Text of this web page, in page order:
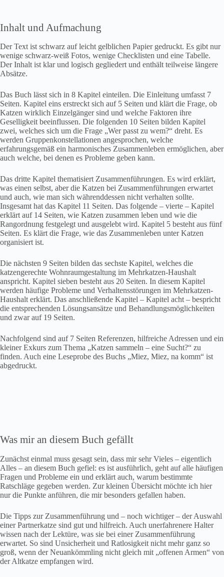
Inhalt und Aufmachung
Der Text ist schwarz auf leicht gelblichen Papier gedruckt. Es gibt nur
wenige schwarz-weiß Fotos, wenige Checklisten und eine Tabelle.
Der Inhalt ist klar und logisch gegliedert und enthält teilweise längere
Absätze.
Das Buch lässt sich in 8 Kapitel einteilen. Die Einleitung umfasst 7
Seiten. Kapitel eins erstreckt sich auf 5 Seiten und klärt die Frage, ob
Katzen wirklich Einzelgänger sind und welche Faktoren ihre
Geselligkeit beeinflussen. Die folgenden 10 Seiten bilden Kapitel
zwei, welches sich um die Frage „Wer passt zu wem?“ dreht. Es
werden Gruppenkonstellationen angesprochen, welche
erfahrungsgemäß ein harmonisches Zusammenleben ermöglichen, aber
auch welche, bei denen es Probleme geben kann.
Das dritte Kapitel thematisiert Zusammenführungen. Es wird erklärt,
was einen selbst, aber die Katzen bei Zusammenführungen erwartet
und auch, wie man sich währenddessen nicht verhalten sollte.
Insgesamt hat das Kapitel 11 Seiten. Das folgende – vierte – Kapitel
erklärt auf 14 Seiten, wie Katzen zusammen leben und wie die
Rangordnung festgelegt und ausgelebt wird. Kapitel 5 besteht aus fünf
Seiten. Es klärt die Frage, wie das Zusammenleben unter Katzen
organisiert ist.
Die nächsten 9 Seiten bilden das sechste Kapitel, welches die
katzengerechte Wohnraumgestaltung im Mehrkatzen-Haushalt
anspricht. Kapitel sieben besteht aus 20 Seiten. In diesem Kapitel
werden häufige Probleme und Verhaltensstörungen im Mehrkatzen-
Haushalt erklärt. Das anschließende Kapitel – Kapitel acht – bespricht
die entsprechenden Lösungsansätze und Behandlungsmöglichkeiten
und zwar auf 19 Seiten.
Nachfolgend sind auf 7 Seiten Referenzen, hilfreiche Adressen und ein
kleiner Exkurs zum Thema „Katzen sammeln – eine Sucht?“ zu
finden. Auch eine Leseprobe des Buchs „Miez, Miez, na komm“ ist
abgedruckt.
Was mir an diesem Buch gefällt
Zunächst einmal muss gesagt sein, dass mir sehr Vieles – eigentlich
Alles – an diesem Buch gefiel: es ist ausführlich, geht auf alle häufigen
Fragen und Probleme ein und erklärt auch, warum bestimmte
Ratschläge gegeben werden. Zur kleinen Übersicht möchte ich hier
nur die Punkte anführen, die mir besonders gefallen haben.
Die Tipps zur Zusammenführung und – noch wichtiger – der Auswahl
einer Partnerkatze sind gut und hilfreich. Auch unerfahrenere Halter
wissen nach der Lektüre, was sie bei einer Zusammenführung
erwartet. So sind Unsicherheit und Ratlosigkeit nicht mehr ganz so
groß, wenn der Neuankömmling nicht gleich mit „offenen Armen“ von
der Altkatze empfangen wird.